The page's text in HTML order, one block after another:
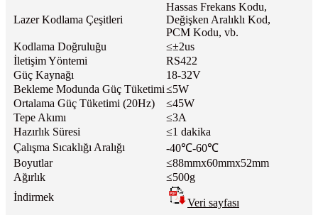
Lazer Kodlama Çeşitleri
Hassas Frekans Kodu,
Değişken Aralıklı Kod,
PCM Kodu, vb.
Kodlama Doğruluğu
≤±2us
İletişim Yöntemi
RS422
Güç Kaynağı
18-32V
Bekleme Modunda Güç Tüketimi≤5W
Ortalama Güç Tüketimi (20Hz)
≤45W
Tepe Akımı
≤3A
Hazırlık Süresi
≤1 dakika
Çalışma Sıcaklığı Aralığı
-40℃-60℃
Boyutlar
≤88mmx60mmx52mm
Ağırlık
≤500g
İndirmek
Veri sayfası